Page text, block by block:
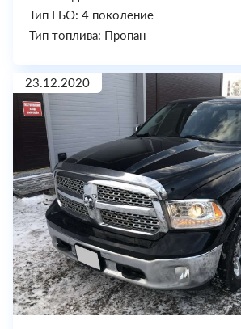
Тип ГБО: 4 поколение
Тип топлива: Пропан
23.12.2020